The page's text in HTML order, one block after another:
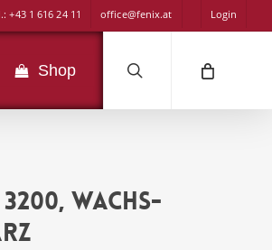
+43 1 616 24 11 office@fenix.at Login
Shop
Wachs-